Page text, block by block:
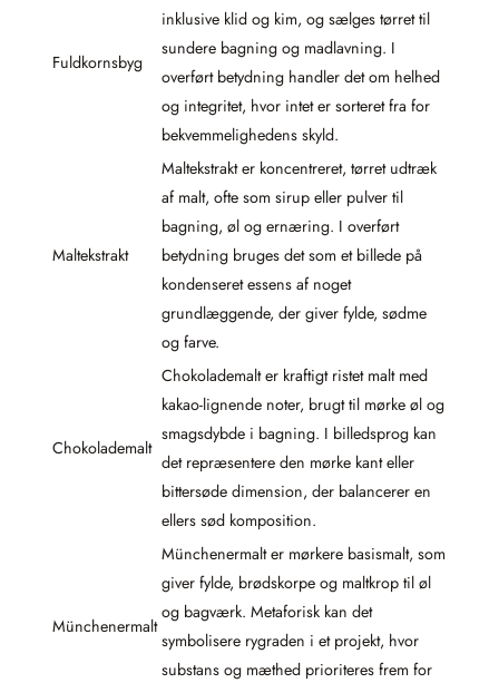
Fuldkornsbyg
inklusive klid og kim, og sælges tørret til
sundere bagning og madlavning. I
overført betydning handler det om helhed
og integritet, hvor intet er sorteret fra for
bekvemmelighedens skyld.
Maltekstrakt
Maltekstrakt er koncentreret, tørret udtræk
af malt, ofte som sirup eller pulver til
bagning, øl og ernæring. I overført
betydning bruges det som et billede på
kondenseret essens af noget
grundlæggende, der giver fylde, sødme
og farve.
Chokolademalt
Chokolademalt er kraftigt ristet malt med
kakao-lignende noter, brugt til mørke øl og
smagsdybde i bagning. I billedsprog kan
det repræsentere den mørke kant eller
bittersøde dimension, der balancerer en
ellers sød komposition.
Münchenermalt
Münchenermalt er mørkere basismalt, som
giver fylde, brødskorpe og maltkrop til øl
og bagværk. Metaforisk kan det
symbolisere rygraden i et projekt, hvor
substans og mæthed prioriteres frem for